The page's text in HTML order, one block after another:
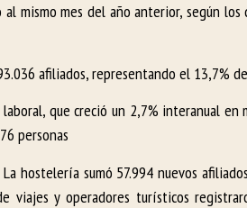
mismo mes del año anterior, según
afiliados, representando el 13,7%
que creció un 2,7% interanual en
personas
hostelería sumó 57.994 nuevos
viajes y operadores turísticos